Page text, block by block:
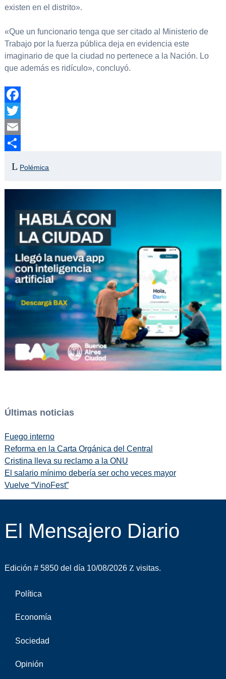
existen en el distrito».
«Que un funcionario tenga que ser citado al Ministerio de
Trabajo por la fuerza pública deja en evidencia este
imaginario de que la ciudad no pertenece a la Nación. Lo
que además es ridículo», concluyó.
Facebook
Twitter
Email
Polémica
Últimas noticias
Fuego interno
Reforma en la Carta Orgánica del Central
Cristina lleva su reclamo a la ONU
El salario mínimo debería ser ocho veces mayor
Vuelve “VinoFest”
El Mensajero Diario
Edición # 5850 del día 10/08/2026 visitas.
Política
Economía
Sociedad
Opinión